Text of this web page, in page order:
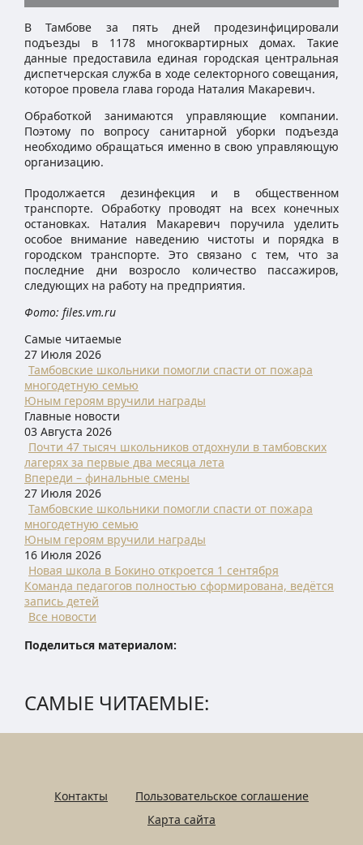
В Тамбове за пять дней продезинфицировали
подъезды в 1178 многоквартирных домах. Такие
данные предоставила единая городская центральная
диспетчерская служба в ходе селекторного совещания,
которое провела глава города Наталия Макаревич.
Обработкой занимаются управляющие компании.
Поэтому по вопросу санитарной уборки подъезда
необходимо обращаться именно в свою управляющую
организацию.
Продолжается дезинфекция и в общественном
транспорте. Обработку проводят на всех конечных
остановках. Наталия Макаревич поручила уделить
особое внимание наведению чистоты и порядка в
городском транспорте. Это связано с тем, что за
последние дни возросло количество пассажиров,
следующих на работу на предприятия.
Фото: files.vm.ru
Самые читаемые
27 Июля 2026
Тамбовские школьники помогли спасти от пожара
многодетную семью
Юным героям вручили награды
Главные новости
03 Августа 2026
Почти 47 тысяч школьников отдохнули в тамбовских
лагерях за первые два месяца лета
Впереди – финальные смены
27 Июля 2026
Тамбовские школьники помогли спасти от пожара
многодетную семью
Юным героям вручили награды
16 Июля 2026
Новая школа в Бокино откроется 1 сентября
Команда педагогов полностью сформирована, ведётся
запись детей
Все новости
Поделиться материалом:
САМЫЕ ЧИТАЕМЫЕ:
Контакты
Пользовательское соглашение
Карта сайта